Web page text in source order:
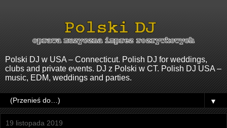
Polski DJ w USA – Connecticut. Polish DJ for weddings,
clubs and private events. DJ z Polski w CT. Polish DJ USA –
music, EDM, weddings and parties.
▼
19 listopada 2019